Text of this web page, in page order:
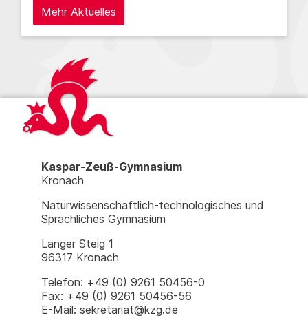
Mehr Aktuelles
Kaspar-Zeuß-Gymnasium
Kronach
Naturwissenschaftlich-technologisches und
Sprachliches Gymnasium
Langer Steig 1
96317 Kronach
Telefon: +49 (0) 9261 50456-0
Fax: +49 (0) 9261 50456-56
E-Mail: sekretariat@kzg.de